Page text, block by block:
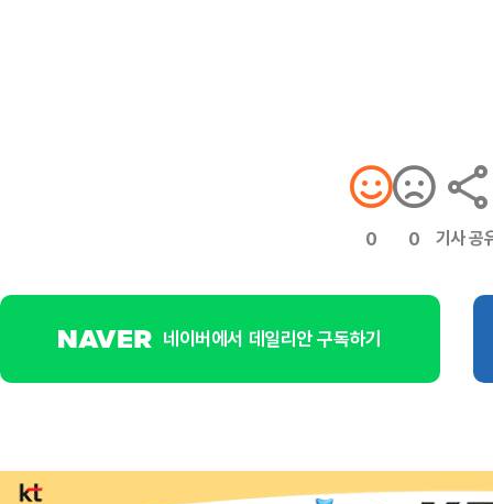
0 0 기사 공
네이버에서 데일리안 구독하기